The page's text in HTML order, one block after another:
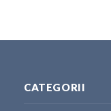
CATEGORII